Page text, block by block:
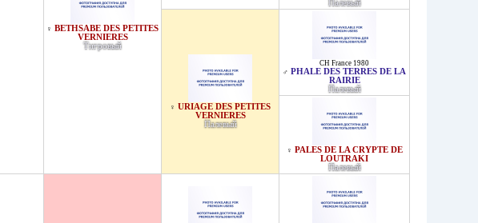
♀ BETHSABE DES PETITES
VERNIERES
Тигровый
Палевый
♀ URIAGE DES PETITES
VERNIERES
Палевый
CH France 1980
♂ PHALE DES TERRES DE LA
RAIRIE
Палевый
♀ PALES DE LA CRYPTE DE
LOUTRAKI
Палевый